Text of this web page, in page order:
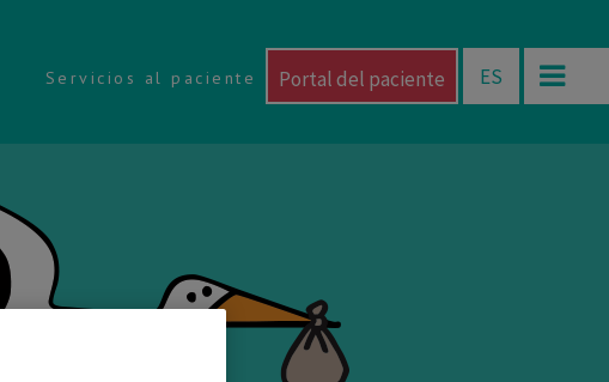
Servicios al paciente Portal del paciente ES